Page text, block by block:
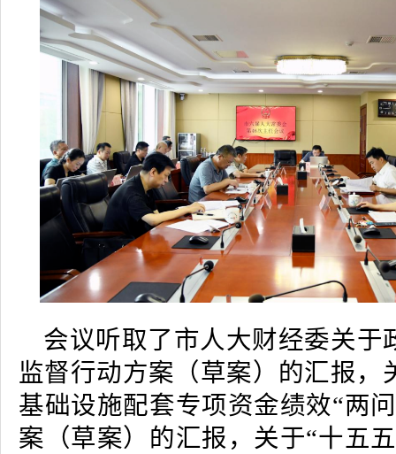
会议听取了市人大财经委关于
监督行动方案（草案）的汇报，
基础设施配套专项资金绩效“两
案（草案）的汇报，关于“十五